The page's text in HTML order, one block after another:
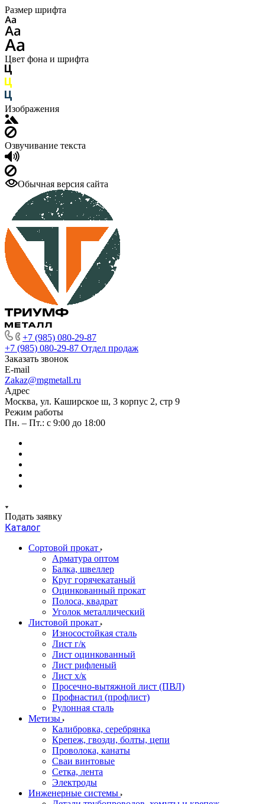
Размер шрифта
Цвет фона и шрифта
Изображения
Озвучивание текста
Обычная версия сайта
+7 (985) 080-29-87
+7 (985) 080-29-87 Отдел продаж
Заказать звонок
E-mail
Zakaz@mgmetall.ru
Адрес
Москва, ул. Каширское ш, 3 корпус 2, стр 9
Режим работы
Пн. – Пт.: с 9:00 до 18:00
Подать заявку
Каталог
Сортовой прокат
Арматура оптом
Балка, швеллер
Круг горячекатаный
Оцинкованный прокат
Полоса, квадрат
Уголок металлический
Листовой прокат
Износостойкая сталь
Лист г/к
Лист оцинкованный
Лист рифленый
Лист х/к
Просечно-вытяжной лист (ПВЛ)
Профнастил (профлист)
Рулонная сталь
Метизы
Калибровка, серебрянка
Крепеж, гвозди, болты, цепи
Проволока, канаты
Сваи винтовые
Сетка, лента
Электроды
Инженерные системы